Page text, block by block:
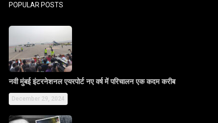
POPULAR POSTS
नवी मुंबई इंटरनेशनल एयरपोर्ट नए वर्ष में परिचालन एक कदम करीब
December 29, 2024